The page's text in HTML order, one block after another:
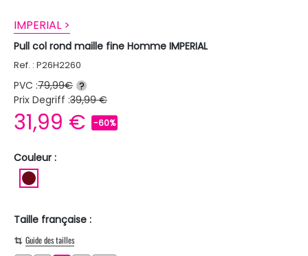
IMPERIAL >
Pull col rond maille fine Homme IMPERIAL
Ref. : P26H2260
PVC :79,99€ ?
Prix Degriff :39,99 €
31,99 € -60%
Couleur :
Taille française :
Guide des tailles